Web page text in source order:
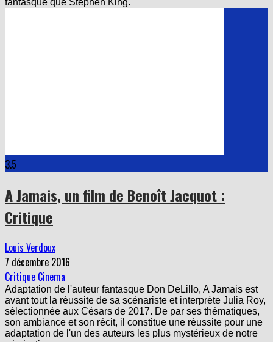
3.5
A Jamais, un film de Benoît Jacquot :
Critique
7 décembre 2016
Critique Cinema
Adaptation de l'auteur fantasque Don DeLillo, A Jamais est
avant tout la réussite de sa scénariste et interprète Julia Roy,
sélectionnée aux Césars de 2017. De par ses thématiques,
son ambiance et son récit, il constitue une réussite pour une
adaptation de l'un des auteurs les plus mystérieux de notre
génération.